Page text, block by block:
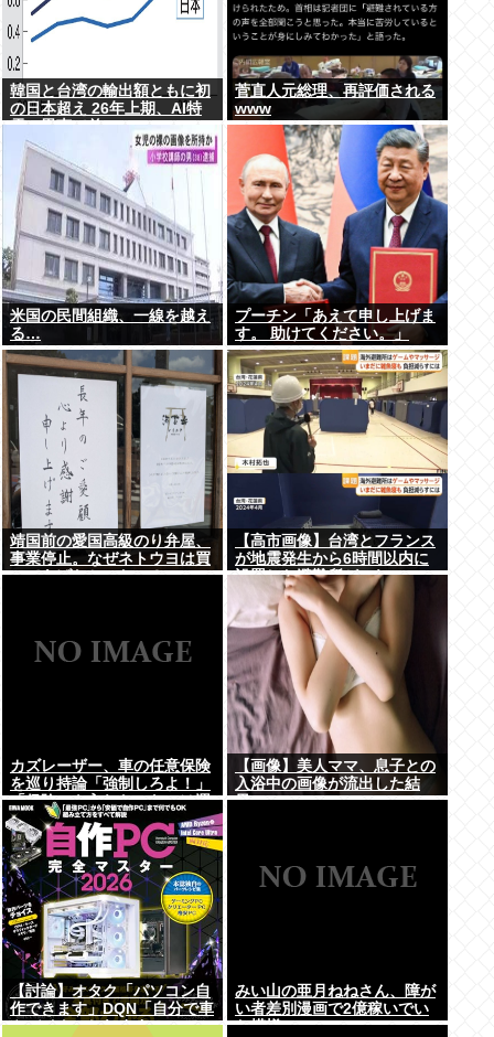
韓国と台湾の輸出額ともに初
の日本超え 26年上期、AI特
需の恩恵で差
菅直人元総理、再評価される
www
米国の民間組織、一線を越え
る…
プーチン「あえて申し上げま
す。 助けてください。」
靖国前の愛国高級のり弁屋、
事業停止。なぜネトウヨは買
ってあげなかったの？
【高市画像】台湾とフランス
が地震発生から6時間以内に
設置した避難所がこれwww
カズレーザー、車の任意保険
を巡り持論「強制しろよ！」
「保険にも入れないヤツは運
転すんなよ」
【画像】美人ママ、息子との
入浴中の画像が流出した結
果・・・
【討論】オタク「パソコン自
作できます」DQN「自分で車
やバイクいじれます」
みい山の亜月ねねさん、障が
い者差別漫画で2億稼いでい
た模様www